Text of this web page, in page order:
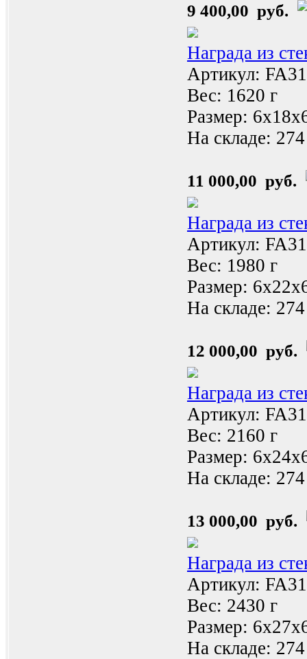
9 400,00 руб.
Награда из
Артикул:
Вес: 1620 г
Размер:
На складе:
11 000,00 руб.
Награда из
Артикул:
Вес: 1980 г
Размер:
На складе:
12 000,00 руб.
Награда из
Артикул:
Вес: 2160 г
Размер:
На складе:
13 000,00 руб.
Награда из
Артикул:
Вес: 2430 г
Размер:
На складе: